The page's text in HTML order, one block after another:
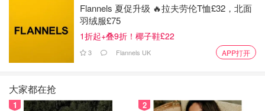
度受餐厅影响较大。app里面的优惠活动或者优惠券很多时
候是取决于商家的，不像其他app平台做活动，因此需要你
自己多比比价格。
适合喜欢挖掘苍蝇小馆的美食达人。
Flannels 夏促升级 🔥拉夫劳伦T恤£32，北面
羽绒服£75
1折起+叠9折！椰子鞋£22
3 Flannels UK APP打开
大家都在抢
1 2